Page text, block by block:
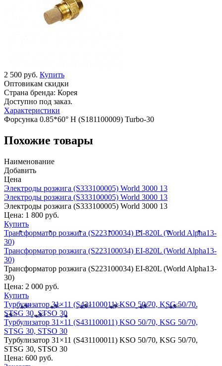
2 500 руб. Купить
Оптовикам скидки
Страна бренда: Корея
Доступно под заказ.
Характеристики
Форсунка 0.85*60° H (S181100009) Turbo-30
Похожие товары
Наименование
Добавить
Цена
Электроды розжига (S333100005) World 3000 13
Электроды розжига (S333100005) World 3000 13
Электроды розжига (S333100005) World 3000 13
Цена: 1 800 руб.
Купить
Трансформатор розжига (S223100034) EI-820L (World Alpha13-
30)
Трансформатор розжига (S223100034) EI-820L (World Alpha13-
30)
Трансформатор розжига (S223100034) EI-820L (World Alpha13-
30)
Цена: 2 000 руб.
Купить
Турбулизатор 31×11 (S431100011) KSO 50/70, KSG 50/70,
STSG 30, STSO 30
Турбулизатор 31×11 (S431100011) KSO 50/70, KSG 50/70,
STSG 30, STSO 30
Турбулизатор 31×11 (S431100011) KSO 50/70, KSG 50/70,
STSG 30, STSO 30
Цена: 600 руб.